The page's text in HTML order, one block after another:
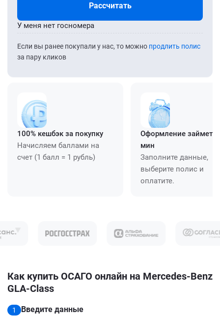
Рассчитать
Если вы ранее покупали у нас, то можно продлить полис
за пару кликов
У меня нет госномера
100% кешбэк за покупку
Начисляем баллами на
счет (1 балл = 1 рубль)
Оформление займет
мин
Заполните данные,
выберите полис и
оплатите.
Как купить ОСАГО онлайн на Mercedes-Benz
GLA-Class
1
Введите данные